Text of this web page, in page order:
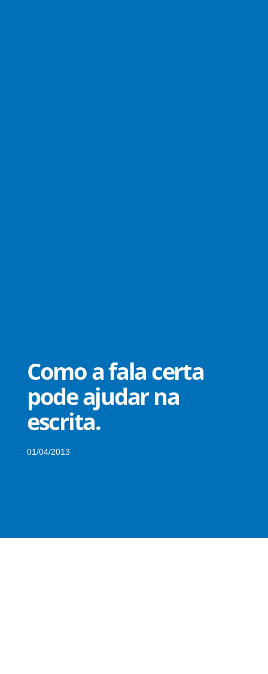
Como a fala certa
pode ajudar na
escrita.
01/04/2013